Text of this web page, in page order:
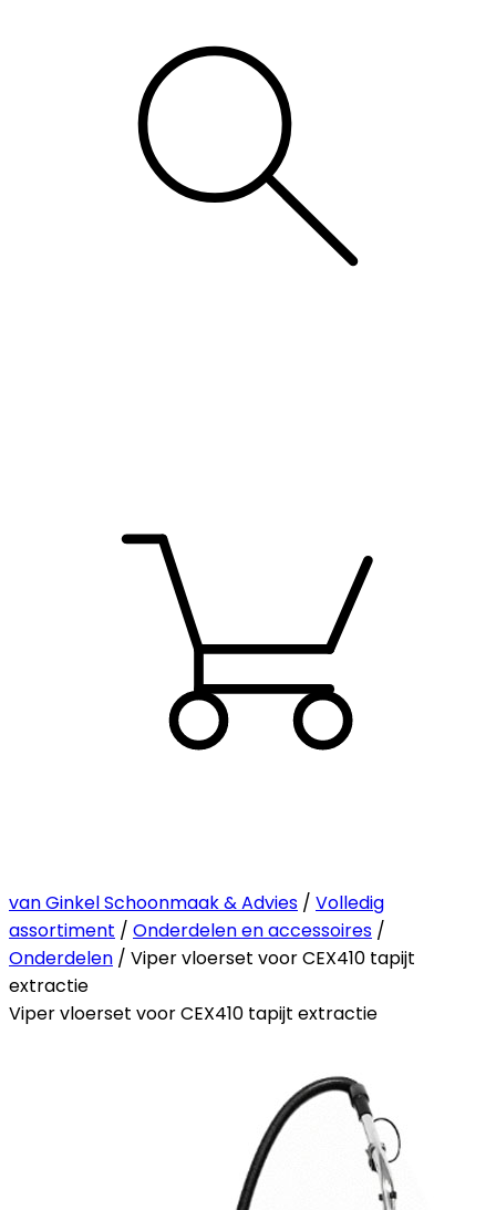
van Ginkel Schoonmaak & Advies / Volledig
assortiment / Onderdelen en accessoires /
Onderdelen / Viper vloerset voor CEX410 tapijt
extractie
Viper vloerset voor CEX410 tapijt extractie